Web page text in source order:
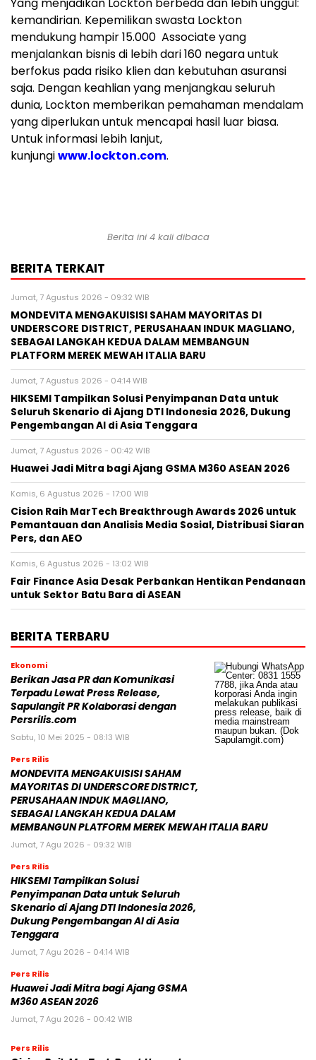
Yang menjadikan Lockton berbeda dan lebih unggul:
kemandirian. Kepemilikan swasta Lockton
mendukung hampir 15.000 Associate yang
menjalankan bisnis di lebih dari 160 negara untuk
berfokus pada risiko klien dan kebutuhan asuransi
saja. Dengan keahlian yang menjangkau seluruh
dunia, Lockton memberikan pemahaman mendalam
yang diperlukan untuk mencapai hasil luar biasa.
Untuk informasi lebih lanjut,
kunjungiwww.lockton.com.
Berita ini 4 kali dibaca
BERITA TERKAIT
Jumat, 7 Agustus 2026 - 09:32 WIB
MONDEVITA MENGAKUISISI SAHAM MAYORITAS DI
UNDERSCORE DISTRICT, PERUSAHAAN INDUK MAGLIANO,
SEBAGAI LANGKAH KEDUA DALAM MEMBANGUN
PLATFORM MEREK MEWAH ITALIA BARU
Jumat, 7 Agustus 2026 - 04:14 WIB
HIKSEMI Tampilkan Solusi Penyimpanan Data untuk
Seluruh Skenario di Ajang DTI Indonesia 2026, Dukung
Pengembangan AI di Asia Tenggara
Jumat, 7 Agustus 2026 - 00:42 WIB
Huawei Jadi Mitra bagi Ajang GSMA M360 ASEAN 2026
Kamis, 6 Agustus 2026 - 17:00 WIB
Cision Raih MarTech Breakthrough Awards 2026 untuk
Pemantauan dan Analisis Media Sosial, Distribusi Siaran
Pers, dan AEO
Kamis, 6 Agustus 2026 - 13:02 WIB
Fair Finance Asia Desak Perbankan Hentikan Pendanaan
untuk Sektor Batu Bara di ASEAN
BERITA TERBARU
Ekonomi
Berikan Jasa PR dan Komunikasi
Terpadu Lewat Press Release,
Sapulangit PR Kolaborasi dengan
Persrilis.com
Sabtu, 10 Mei 2025 - 08:13 WIB
Pers Rilis
MONDEVITA MENGAKUISISI SAHAM
MAYORITAS DI UNDERSCORE DISTRICT,
PERUSAHAAN INDUK MAGLIANO,
SEBAGAI LANGKAH KEDUA DALAM
MEMBANGUN PLATFORM MEREK MEWAH ITALIA BARU
Jumat, 7 Agu 2026 - 09:32 WIB
Pers Rilis
HIKSEMI Tampilkan Solusi
Penyimpanan Data untuk Seluruh
Skenario di Ajang DTI Indonesia 2026,
Dukung Pengembangan AI di Asia
Tenggara
Jumat, 7 Agu 2026 - 04:14 WIB
Pers Rilis
Huawei Jadi Mitra bagi Ajang GSMA
M360 ASEAN 2026
Jumat, 7 Agu 2026 - 00:42 WIB
Pers Rilis